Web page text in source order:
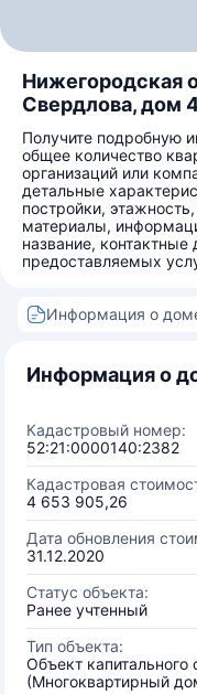
Нижегородская
Свердлова, дом
Получите подробную
общее количество
организаций или
детальные
постройки,
материалы,
название,
предоставляемых
Информация о
Информация о
Кадастровый номер:
52:21:0000140:2382
Кадастровая
4 653 905,26
Дата обновления
31.12.2020
Статус объекта:
Ранее учтенный
Тип объекта:
Объект капитального
(Многоквартирный